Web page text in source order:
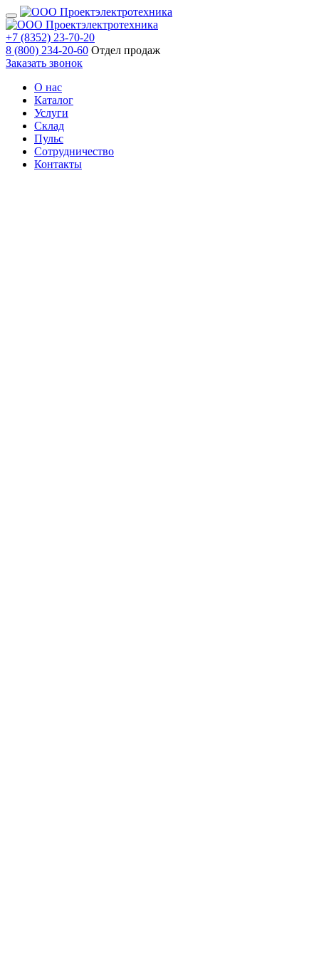
+7 (8352) 23-70-20
8 (800) 234-20-60 Отдел продаж
Заказать звонок
О нас
Каталог
Услуги
Склад
Пульс
Сотрудничество
Контакты